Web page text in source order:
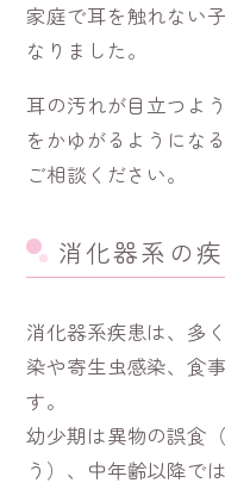
家庭で耳を触れない
なりました。
耳の汚れが目立つよ
をかゆがるようにな
ご相談ください。
消化器系の
消化器系疾患は、多
染や寄生虫感染、食
す。
幼少期は異物の誤食
う）、中年齢以降で